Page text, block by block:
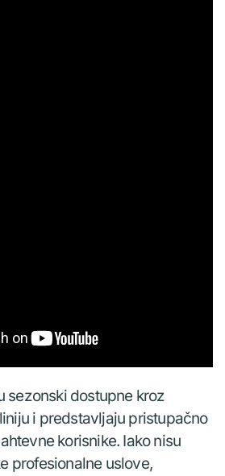
sezonski dostupne kroz
i predstavljaju pristupačno
korisnike. Iako nisu
profesionalne uslove,